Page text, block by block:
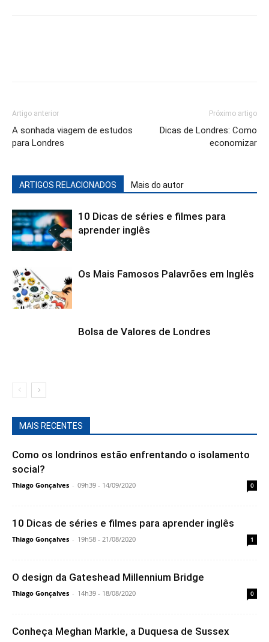
Artigo anterior
A sonhada viagem de estudos
para Londres
Próximo artigo
Dicas de Londres: Como
economizar
ARTIGOS RELACIONADOS Mais do autor
10 Dicas de séries e filmes para
aprender inglês
Os Mais Famosos Palavrões em Inglês
Bolsa de Valores de Londres
MAIS RECENTES
Como os londrinos estão enfrentando o isolamento
social?
Thiago Gonçalves - 09h39 - 14/09/2020 0
10 Dicas de séries e filmes para aprender inglês
Thiago Gonçalves - 19h58 - 21/08/2020 1
O design da Gateshead Millennium Bridge
Thiago Gonçalves - 14h39 - 18/08/2020 0
Conheça Meghan Markle, a Duquesa de Sussex